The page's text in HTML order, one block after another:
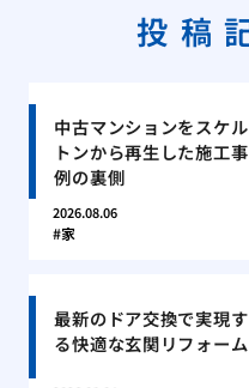
投稿
中古マンションをスケル
トンから再生した施工事
例の裏側
2026.08.06
家
最新のドア交換で実現す
る快適な玄関リフォーム